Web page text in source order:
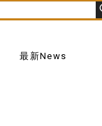
最新news